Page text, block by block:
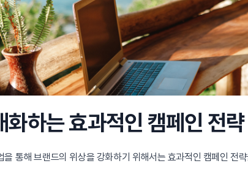
화하는 효과적인 캠페인 전략
통해 브랜드의 위상을 강화하기 위해서는 효과적인 캠페인